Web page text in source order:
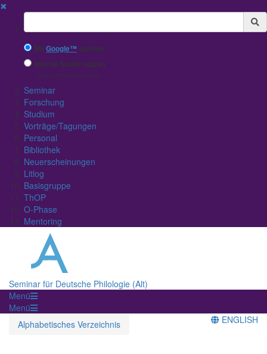
✖
Suchbegriff
MitGoogle™ suchen
Interne Suche nutzen
(eingeschränkte Ergebnisqualität)
Seminar
Forschung
Studium
Vorträge/Tagungen
Personal
Bibliothek
Neuerscheinungen
Litlog
Basisgruppe
ThOP
O-Phase
Mentoring
Seminar für Deutsche Philologie (Alt)
Menü
Menü
Alphabetisches Verzeichnis
ENGLISH